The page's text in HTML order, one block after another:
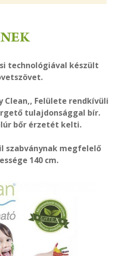
technológiával készült
Clean,, Felülete rendkívüli
tulajdonsággal bír.
bőr érzetét kelti.
szabványnak megfelelő
140 cm.